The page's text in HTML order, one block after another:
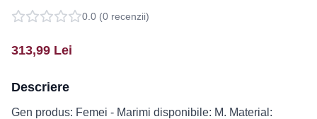
0.0 (0 recenzii)
313,99 Lei
Descriere
Gen produs: Femei - Marimi disponibile: M. Material: